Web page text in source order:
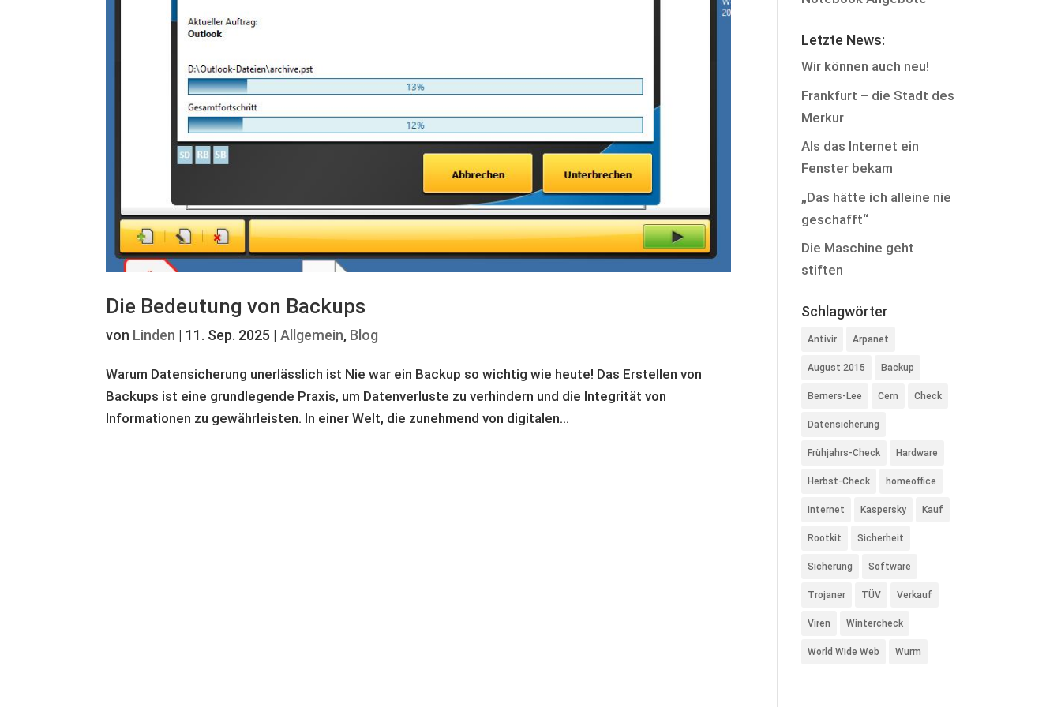
Die Bedeutung von Backups
von Linden | 11. Sep. 2025 |Allgemein, Blog
Warum Datensicherung unerlässlich ist Nie war ein Backup so wichtig wie heute! Das Erstellen von
Backups ist eine grundlegende Praxis, um Datenverluste zu verhindern und die Integrität von
Informationen zu gewährleisten. In einer Welt, die zunehmend von digitalen...
Letzte News:
Wir können auch neu!
Frankfurt – die Stadt des
Merkur
Als das Internet ein
Fenster bekam
„Das hätte ich alleine nie
geschafft“
Die Maschine geht
stiften
Schlagwörter
Antivir Arpanet
August 2015 Backup
Berners-Lee Cern Check
Datensicherung
Frühjahrs-Check Hardware
Herbst-Check homeoffice
Internet Kaspersky Kauf
Rootkit Sicherheit
Sicherung Software
Trojaner TÜV Verkauf
Viren Wintercheck
World Wide Web Wurm